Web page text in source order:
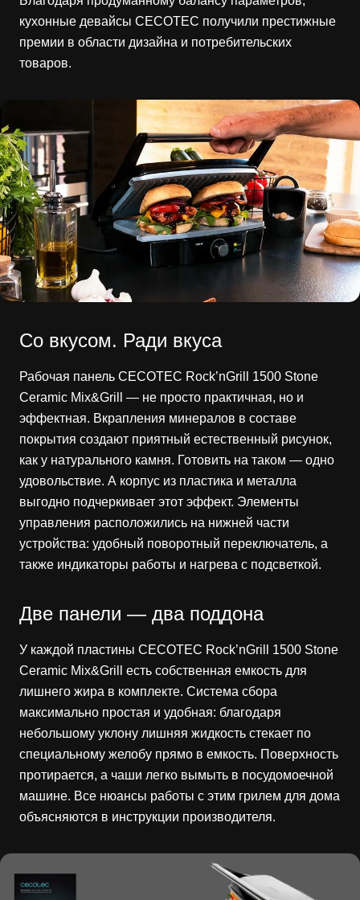
кухонные девайсы CECOTEC получили престижные
премии в области дизайна и потребительских
товаров.
Со вкусом. Ради вкуса
Рабочая панель CECOTEC Rock’nGrill 1500 Stone
Ceramic Mix&Grill — не просто практичная, но и
эффектная. Вкрапления минералов в составе
покрытия создают приятный естественный рисунок,
как у натурального камня. Готовить на таком — одно
удовольствие. А корпус из пластика и металла
выгодно подчеркивает этот эффект. Элементы
управления расположились на нижней части
устройства: удобный поворотный переключатель, а
также индикаторы работы и нагрева с подсветкой.
Две панели — два поддона
У каждой пластины CECOTEC Rock’nGrill 1500 Stone
Ceramic Mix&Grill есть собственная емкость для
лишнего жира в комплекте. Система сбора
максимально простая и удобная: благодаря
небольшому уклону лишняя жидкость стекает по
специальному желобу прямо в емкость. Поверхность
протирается, а чаши легко вымыть в посудомоечной
машине. Все нюансы работы с этим грилем для дома
объясняются в инструкции производителя.